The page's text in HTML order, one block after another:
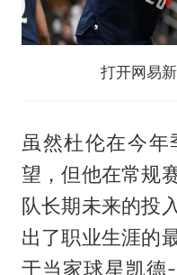
打开网易
虽然杜伦在今
望，但他在常规
队长期未来的投
出了职业生涯的
于当家球星凯德